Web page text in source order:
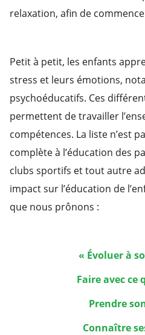
relaxation, afin de
Petit à petit, les enfants
stress et leurs émotions,
psychoéducatifs. Ces
permettent de travailler
compétences. La liste n’est
complète à l’éducation des
clubs sportifs et tout autre
impact sur l’éducation de
que nous prônons :
« Évoluer à
Faire avec ce
Prendre
Connaître